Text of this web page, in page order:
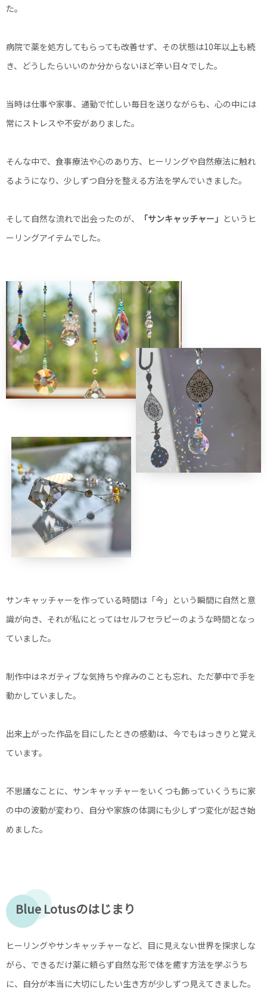
た。
病院で薬を処方してもらっても改善せず、その状態は10年以上も続
き、どうしたらいいのか分からないほど辛い日々でした。
当時は仕事や家事、通勤で忙しい毎日を送りながらも、心の中には
常にストレスや不安がありました。
そんな中で、食事療法や心のあり方、ヒーリングや自然療法に触れ
るようになり、少しずつ自分を整える方法を学んでいきました。
そして自然な流れで出会ったのが、 「サンキャッチャー」 というヒ
ーリングアイテムでした。
サンキャッチャーを作っている時間は「今」という瞬間に自然と意
識が向き、それが私にとってはセルフセラピーのような時間となっ
ていました。
制作中はネガティブな気持ちや痒みのことも忘れ、ただ夢中で手を
動かしていました。
出来上がった作品を目にしたときの感動は、今でもはっきりと覚え
ています。
不思議なことに、サンキャッチャーをいくつも飾っていくうちに家
の中の波動が変わり、自分や家族の体調にも少しずつ変化が起き始
めました。
Blue Lotusのはじまり
ヒーリングやサンキャッチャーなど、目に見えない世界を探求しな
がら、できるだけ薬に頼らず自然な形で体を癒す方法を学ぶうち
に、自分が本当に大切にしたい生き方が少しずつ見えてきました。